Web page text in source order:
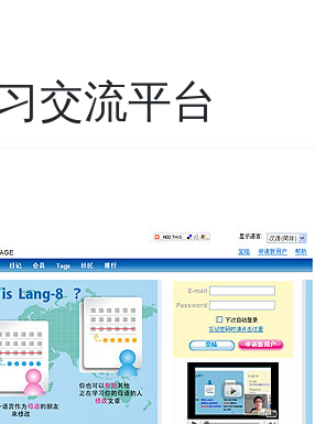
交流平台